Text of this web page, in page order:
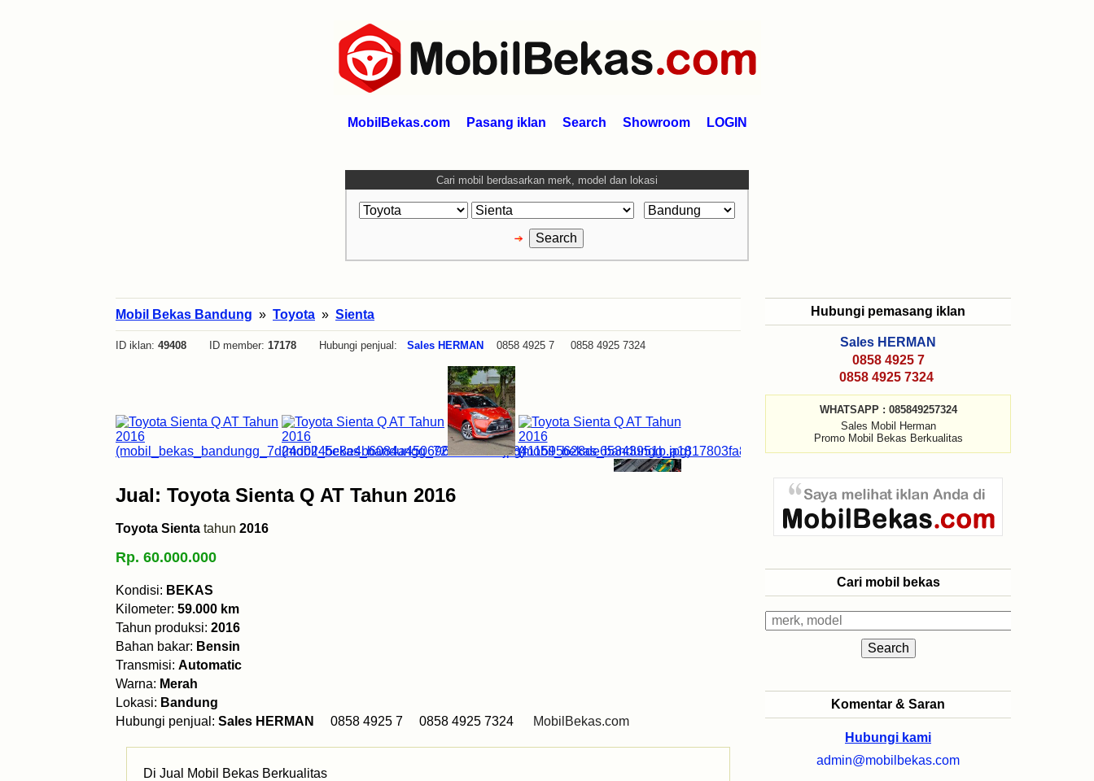
MobilBekas.com Pasang iklan Search Showroom LOGIN
Cari mobil berdasarkan merk, model dan lokasi
Mobil Bekas Bandung » Toyota » Sienta
ID iklan: 49408 ID member: 17178 Hubungi penjual: Sales HERMAN 0858 4925 7 0858 4925 7324
Jual: Toyota Sienta Q AT Tahun 2016
Toyota Sienta tahun 2016
Rp. 60.000.000
Kondisi: BEKAS
Kilometer: 59.000 km
Tahun produksi: 2016
Bahan bakar: Bensin
Transmisi: Automatic
Warna: Merah
Lokasi: Bandung
Hubungi penjual: Sales HERMAN 0858 4925 7 0858 4925 7324 MobilBekas.com
Di Jual Mobil Bekas Berkualitas
Hubungi pemasang iklan
Sales HERMAN
0858 4925 7
0858 4925 7324
WHATSAPP : 085849257324
Sales Mobil Herman
Promo Mobil Bekas Berkualitas
Cari mobil bekas
Komentar & Saran
Hubungi kami
admin@mobilbekas.com